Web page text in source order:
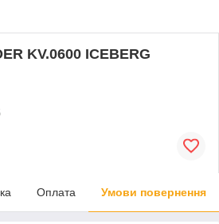
KV.0600 ICEBERG
Оплата Умови повернення